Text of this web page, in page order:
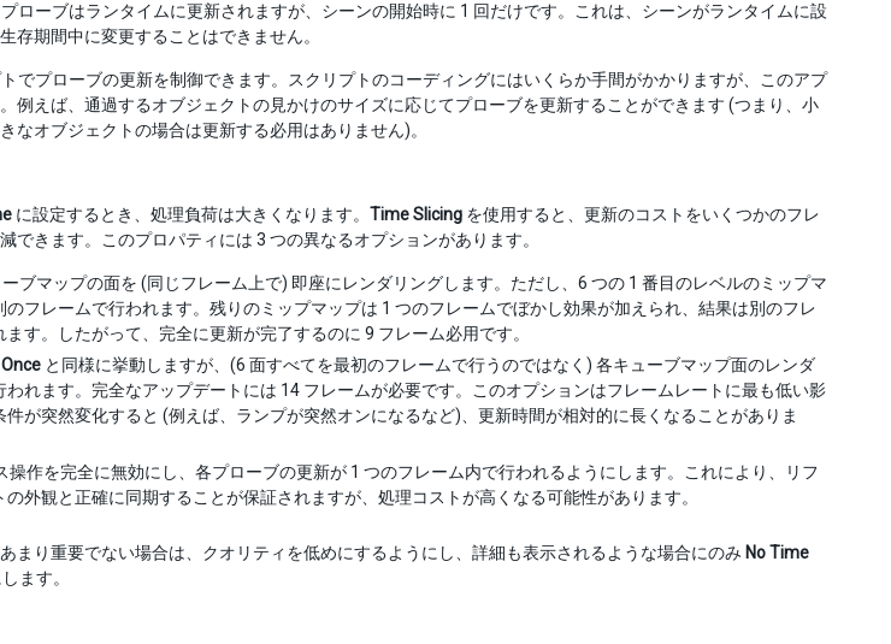
ローブはランタイムに更新されますが、シーンの開始時に 1 回だけです。これは、シーンがランタイムに設
存期間中に変更することはできません。
でプローブの更新を制御できます。スクリプトのコーディングにはいくらか手間がかかりますが、このアプ
例えば、通過するオブジェクトの見かけのサイズに応じてプローブを更新することができます (つまり、小
なオブジェクトの場合は更新する必用はありません)。
に設定するとき、処理負荷は大きくなります。 Time Slicing を使用すると、更新のコストをいくつかのフレ
できます。このプロパティには 3 つの異なるオプションがあります。
ブマップの面を (同じフレーム上で) 即座にレンダリングします。ただし、6 つの 1 番目のレベルのミップマ
フレームで行われます。残りのミップマップは 1 つのフレームでぼかし効果が加えられ、結果は別のフレ
す。したがって、完全に更新が完了するのに 9 フレーム必用です。
と同様に挙動しますが、(6 面すべてを最初のフレームで行うのではなく) 各キューブマップ面のレンダ
われます。完全なアップデートには 14 フレームが必要です。このオプションはフレームレートに最も低い影
が突然変化すると (例えば、ランプが突然オンになるなど)、更新時間が相対的に長くなることがありま
操作を完全に無効にし、各プローブの更新が 1 つのフレーム内で行われるようにします。これにより、リフ
外観と正確に同期することが保証されますが、処理コストが高くなる可能性があります。
まり重要でない場合は、クオリティを低めにするようにし、詳細も表示されるような場合にのみ No Time
ます。